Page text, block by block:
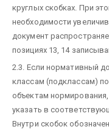
круглых скобках. При
необходимости
документ
позициях 13, 14
2.3. Если нормативный
классам (подклассам)
объектам
указать в
Внутри скобок